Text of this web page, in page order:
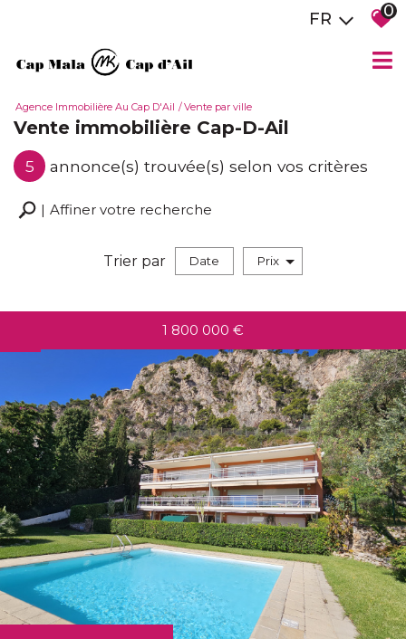
FR 0
Agence Immobilière Au Cap D'Ail Vente par ville
Vente immobilière Cap-D-Ail
5 annonce(s) trouvée(s) selon vos critères
Affiner votre recherche
5KM 10KM 25KM
RECHERCHER
#NOM?
Trier par Date Prix
1 800 000 €